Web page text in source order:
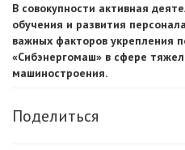
В совокупности активная
обучения и развития
важных факторов укрепления
«Сибэнергомаш» в сфере
машиностроения.
Поделиться